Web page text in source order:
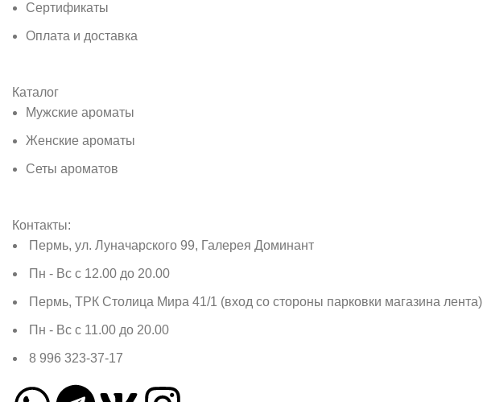
Сертификаты
Оплата и доставка
Каталог
Мужские ароматы
Женские ароматы
Сеты ароматов
Контакты:
Пермь, ул. Луначарского 99, Галерея Доминант
Пн - Вс с 12.00 до 20.00
Пермь, ТРК Столица Мира 41/1 (вход со стороны парковки магазина лента)
Пн - Вс с 11.00 до 20.00
8 996 323-37-17